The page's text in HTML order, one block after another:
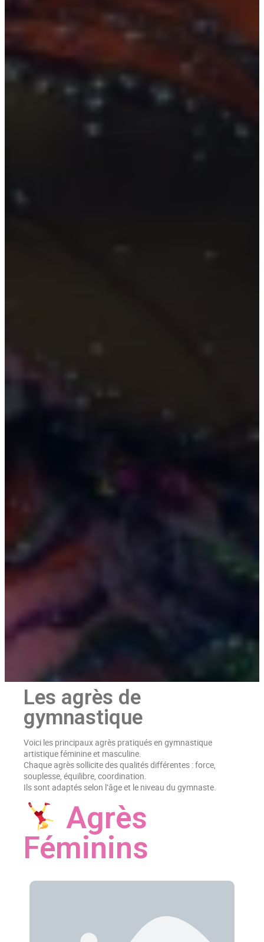
Les agrès de
gymnastique
Voici les principaux agrès pratiqués en gymnastique
artistique féminine et masculine.
Chaque agrès sollicite des qualités différentes : force,
souplesse, équilibre, coordination.
Ils sont adaptés selon l’âge et le niveau du gymnaste.
Agrès
Féminins